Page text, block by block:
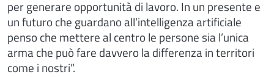
per generare opportunità di lavoro. In un presente e
un futuro che guardano all’intelligenza artificiale
penso che mettere al centro le persone sia l’unica
arma che può fare davvero la differenza in territori
come i nostri”.